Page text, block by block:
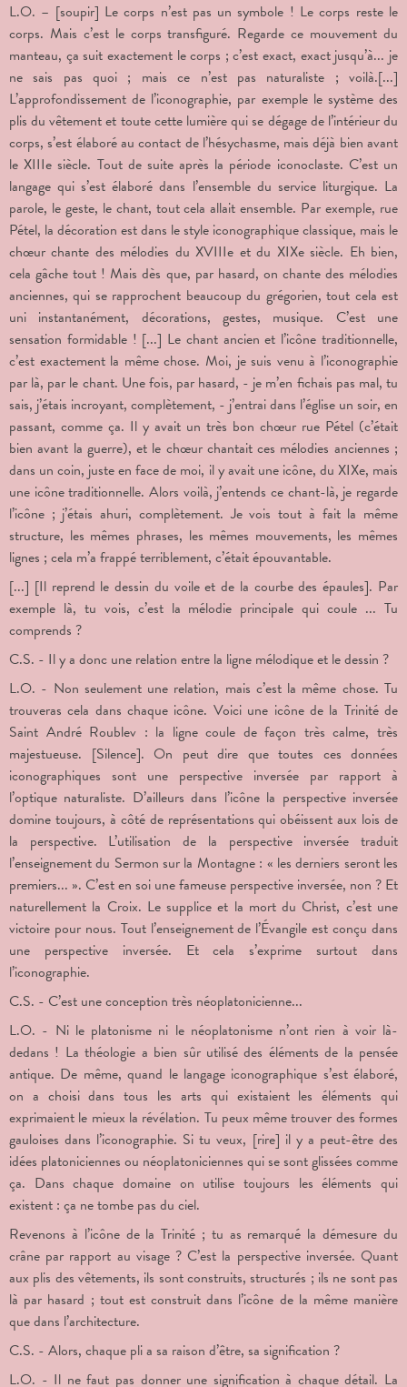
L.O. – [soupir] Le corps n’est pas un symbole ! Le corps reste le
corps. Mais c’est le corps transfiguré. Regarde ce mouvement du
manteau, ça suit exactement le corps ; c’est exact, exact jusqu’à... je
ne sais pas quoi ; mais ce n’est pas naturaliste ; voilà.[...]
L’approfondissement de l’iconographie, par exemple le système des
plis du vêtement et toute cette lumière qui se dégage de l’intérieur du
corps, s’est élaboré au contact de l’hésychasme, mais déjà bien avant
le XIIIe siècle. Tout de suite après la période iconoclaste. C’est un
langage qui s’est élaboré dans l’ensemble du service liturgique. La
parole, le geste, le chant, tout cela allait ensemble. Par exemple, rue
Pétel, la décoration est dans le style iconographique classique, mais le
chœur chante des mélodies du XVIIIe et du XIXe siècle. Eh bien,
cela gâche tout ! Mais dès que, par hasard, on chante des mélodies
anciennes, qui se rapprochent beaucoup du grégorien, tout cela est
uni instantanément, décorations, gestes, musique. C’est une
sensation formidable ! [...] Le chant ancien et l’icône traditionnelle,
c’est exactement la même chose. Moi, je suis venu à l’iconographie
par là, par le chant. Une fois, par hasard, - je m’en fichais pas mal, tu
sais, j’étais incroyant, complètement, - j’entrai dans l’église un soir, en
passant, comme ça. Il y avait un très bon chœur rue Pétel (c’était
bien avant la guerre), et le chœur chantait ces mélodies anciennes ;
dans un coin, juste en face de moi, il y avait une icône, du XIXe, mais
une icône traditionnelle. Alors voilà, j’entends ce chant-là, je regarde
l’icône ; j’étais ahuri, complètement. Je vois tout à fait la même
structure, les mêmes phrases, les mêmes mouvements, les mêmes
lignes ; cela m’a frappé terriblement, c’était épouvantable.
[...] [Il reprend le dessin du voile et de la courbe des épaules]. Par
exemple là, tu vois, c’est la mélodie principale qui coule ... Tu
comprends ?
C.S. - Il y a donc une relation entre la ligne mélodique et le dessin ?
L.O. - Non seulement une relation, mais c’est la même chose. Tu
trouveras cela dans chaque icône. Voici une icône de la Trinité de
Saint André Roublev : la ligne coule de façon très calme, très
majestueuse. [Silence]. On peut dire que toutes ces données
iconographiques sont une perspective inversée par rapport à
l’optique naturaliste. D’ailleurs dans l’icône la perspective inversée
domine toujours, à côté de représentations qui obéissent aux lois de
la perspective. L’utilisation de la perspective inversée traduit
l’enseignement du Sermon sur la Montagne : « les derniers seront les
premiers... ». C’est en soi une fameuse perspective inversée, non ? Et
naturellement la Croix. Le supplice et la mort du Christ, c’est une
victoire pour nous. Tout l’enseignement de l’Évangile est conçu dans
une perspective inversée. Et cela s’exprime surtout dans
l’iconographie.
C.S. - C’est une conception très néoplatonicienne...
L.O. - Ni le platonisme ni le néoplatonisme n’ont rien à voir là-
dedans ! La théologie a bien sûr utilisé des éléments de la pensée
antique. De même, quand le langage iconographique s’est élaboré,
on a choisi dans tous les arts qui existaient les éléments qui
exprimaient le mieux la révélation. Tu peux même trouver des formes
gauloises dans l’iconographie. Si tu veux, [rire] il y a peut-être des
idées platoniciennes ou néoplatoniciennes qui se sont glissées comme
ça. Dans chaque domaine on utilise toujours les éléments qui
existent : ça ne tombe pas du ciel.
Revenons à l’icône de la Trinité ; tu as remarqué la démesure du
crâne par rapport au visage ? C’est la perspective inversée. Quant
aux plis des vêtements, ils sont construits, structurés ; ils ne sont pas
là par hasard ; tout est construit dans l’icône de la même manière
que dans l’architecture.
C.S. - Alors, chaque pli a sa raison d’être, sa signification ?
L.O. - Il ne faut pas donner une signification à chaque détail. La